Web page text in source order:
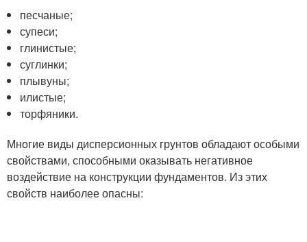
песчаные;
супеси;
глинистые;
суглинки;
плывуны;
илистые;
торфяники.
Многие виды дисперсионных грунтов обладают особыми
свойствами, способными оказывать негативное
воздействие на конструкции фундаментов. Из этих
свойств наиболее опасны: